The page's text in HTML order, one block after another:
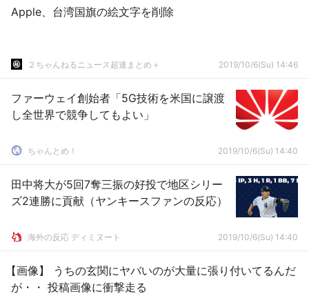
Apple、台湾国旗の絵文字を削除
２ちゃんねるニュース超速まとめ＋ 2019/10/6(Su) 14:46
ファーウェイ創始者「5G技術を米国に譲渡
し全世界で競争してもよい」
ちゃんとめ！ 2019/10/6(Su) 14:40
田中将大が5回7奪三振の好投で地区シリー
ズ2連勝に貢献（ヤンキースファンの反応）
海外の反応 ディミヌート 2019/10/6(Su) 14:40
【画像】 うちの玄関にヤバいのが大量に張り付いてるんだ
が・・ 投稿画像に衝撃走る